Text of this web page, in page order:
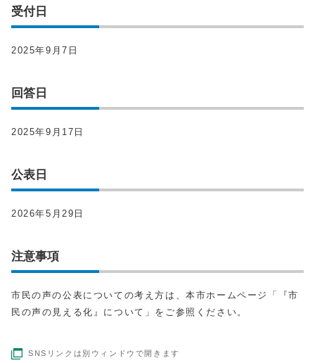
受付日
2025年9月7日
回答日
2025年9月17日
公表日
2026年5月29日
注意事項
市民の声の公表についての考え方は、本市ホームページ「『市
民の声の見える化』について」をご参照ください。
SNSリンクは別ウィンドウで開きます